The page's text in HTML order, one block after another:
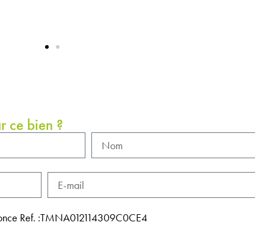
ce bien ?
Ref. :TMNA012114309C0CE4